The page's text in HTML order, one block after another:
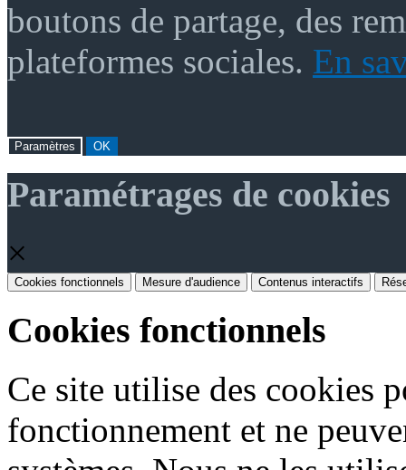
boutons de partage, des
plateformes sociales. En
Paramètres OK
Paramétrages de cookies
×
Cookies fonctionnels Mesure d'audience Contenus interactifs
Cookies fonctionnels
Ce site utilise des cookies
fonctionnement et ne